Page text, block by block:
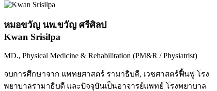
หมอขวัญ นพ.ขวัญ ศรีศิลป
Kwan Srisilpa
MD., Physical Medicine & Rehabilitation (PM&R / Physiatrist)
จบการศึกษาจาก แพทยศาสตร์ รามาธิบดี, เวชศาสตร์ฟื้นฟู โรง
พยาบาลรามาธิบดี และปัจจุบันเป็นอาจารย์แพทย์ โรงพยาบาล